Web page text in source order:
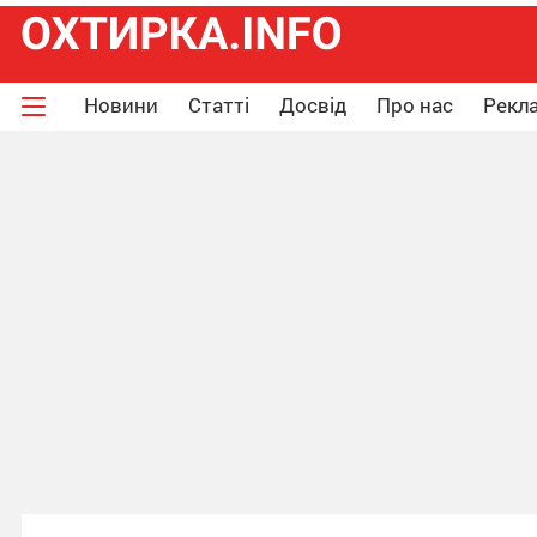
Новини Статті Досвід Про нас